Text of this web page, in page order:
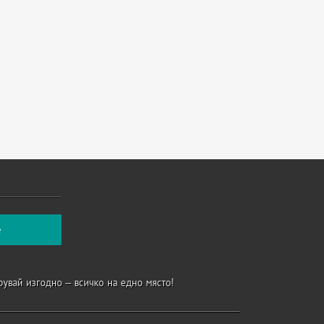
изгодно – всичко на едно място!